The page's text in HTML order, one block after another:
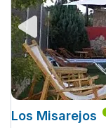
Los Misarejos